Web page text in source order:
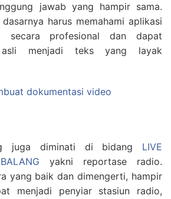
jawab yang hampir sama.
harus memahami aplikasi
secara profesional dan dapat
menjadi teks yang layak
dokumentasi video
juga diminati di bidang LIVE
yakni reportase radio.
yang baik dan dimengerti, hampir
menjadi penyiar stasiun radio,